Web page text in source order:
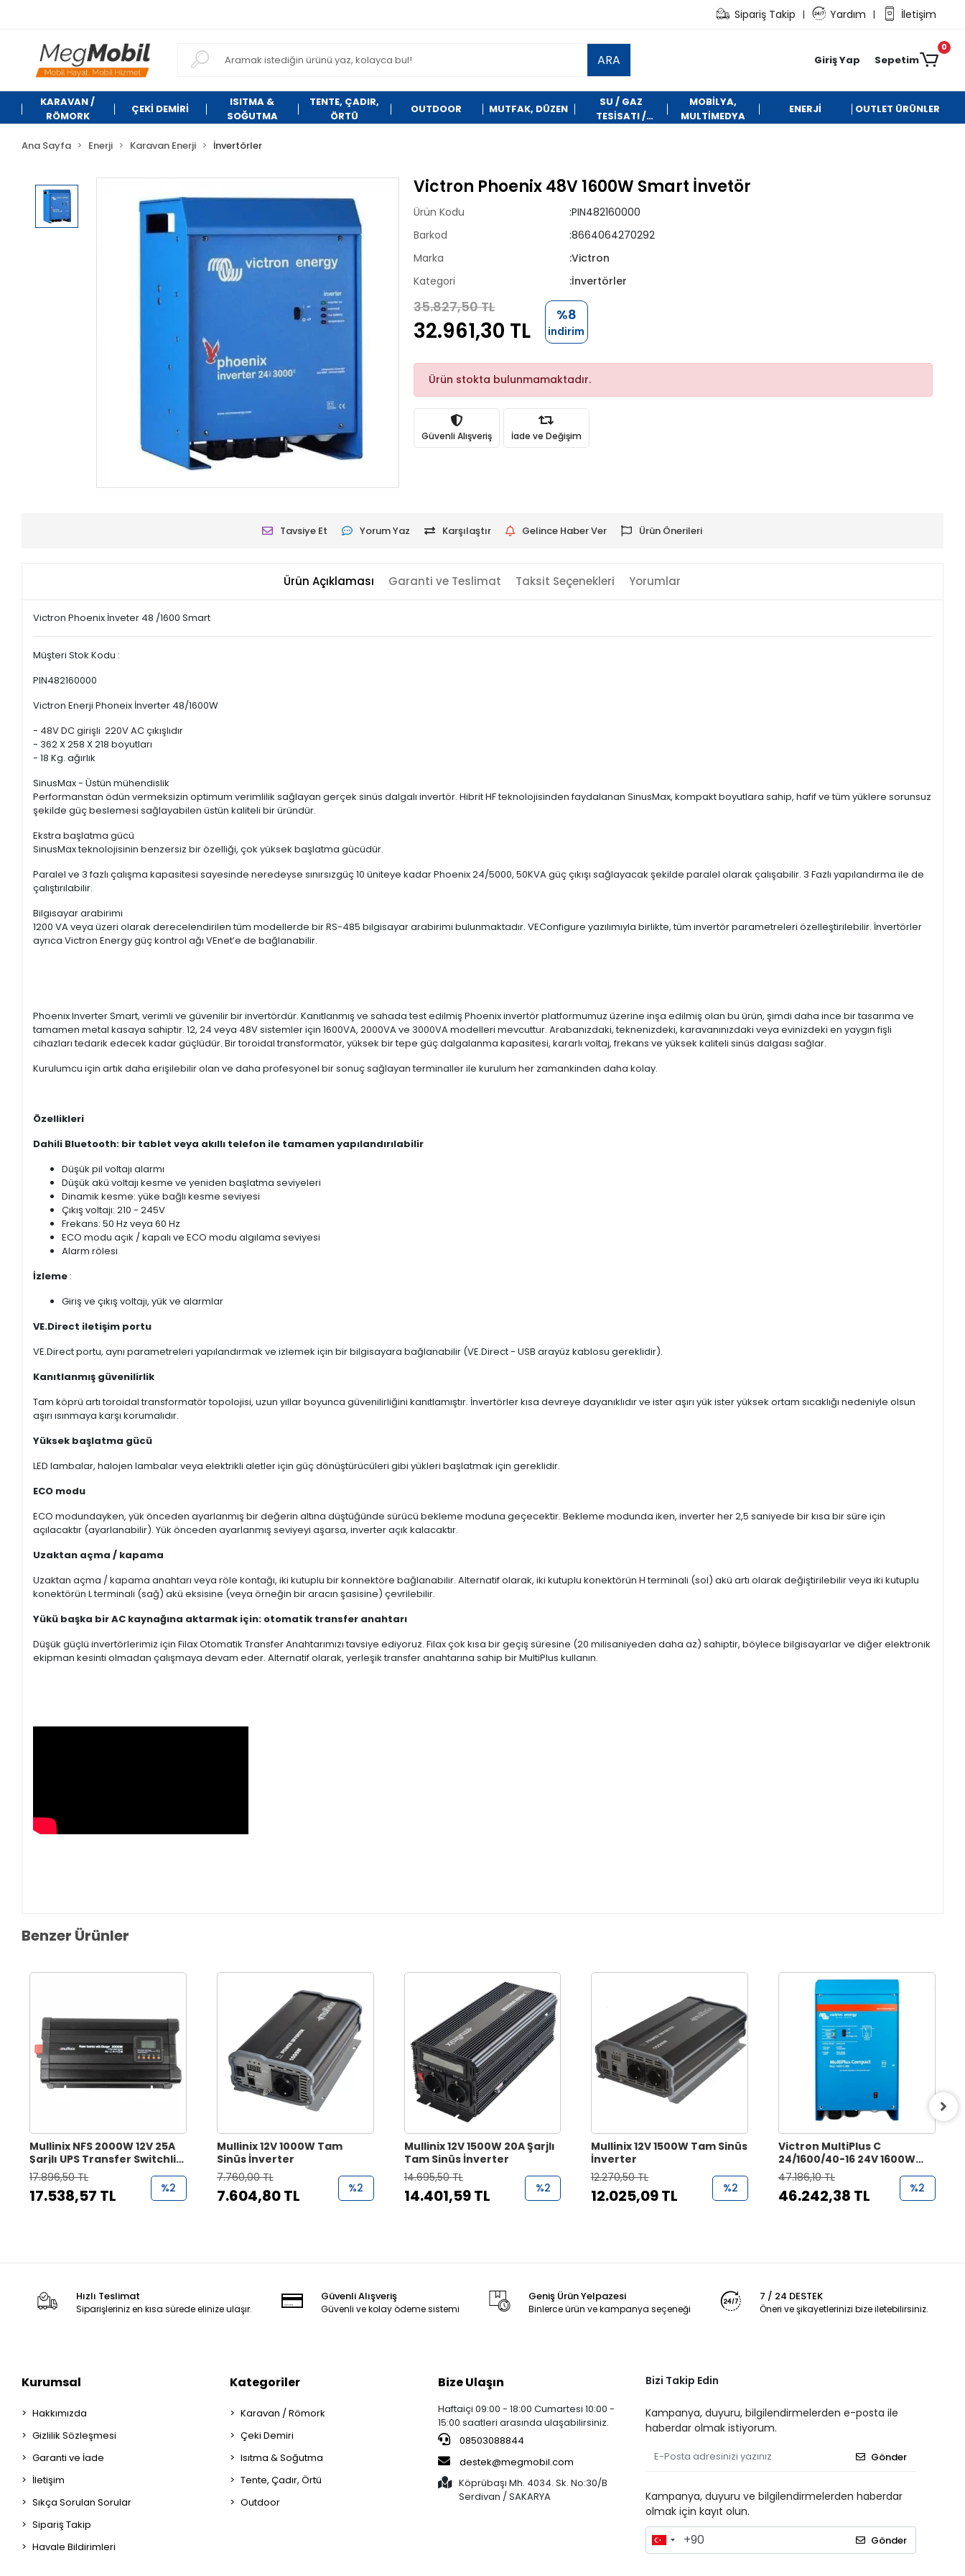
Sipariş Takip | Yardım | İletişim
ARA Giriş Yap Sepetim
0
KARAVAN /
RÖMORK
ÇEKİ DEMİRİ
ISITMA &
SOĞUTMA
TENTE, ÇADIR,
ÖRTÜ
OUTDOOR MUTFAK, DÜZEN
SU / GAZ
TESİSATI /
MOBİLYA,
MULTİMEDYA
ENERJİ OUTLET ÜRÜNLER
Ana Sayfa Enerji Karavan Enerji İnvertörler
Victron Phoenix 48V 1600W Smart İnvetör
Ürün Kodu
:PIN482160000
Barkod
:8664064270292
Marka
:Victron
Kategori
:İnvertörler
35.827,50 TL
32.961,30 TL
%8
indirim
Ürün stokta bulunmamaktadır.
Güvenli Alışveriş İade ve Değişim
Tavsiye Et Yorum Yaz Karşılaştır Gelince Haber Ver Ürün Önerileri
Ürün Açıklaması Garanti ve Teslimat Taksit Seçenekleri Yorumlar
Victron Phoenix İnveter 48 /1600 Smart
Müşteri Stok Kodu :
PIN482160000
Victron Enerji Phoneix İnverter 48/1600W
- 48V DC girişli 220V AC çıkışlıdır
- 362 X 258 X 218 boyutları
- 18 Kg. ağırlık
SinusMax - Üstün mühendislik
Performanstan ödün vermeksizin optimum verimlilik sağlayan gerçek sinüs dalgalı invertör. Hibrit HF teknolojisinden faydalanan SinusMax, kompakt boyutlara sahip, hafif ve tüm yüklere sorunsuz
şekilde güç beslemesi sağlayabilen üstün kaliteli bir üründür.
Ekstra başlatma gücü
SinusMax teknolojisinin benzersiz bir özelliği, çok yüksek başlatma gücüdür.
Paralel ve 3 fazlı çalışma kapasitesi sayesinde neredeyse sınırsızgüç 10 üniteye kadar Phoenix 24/5000, 50KVA güç çıkışı sağlayacak şekilde paralel olarak çalışabilir. 3 Fazlı yapılandırma ile de
çalıştırılabilir.
Bilgisayar arabirimi
1200 VA veya üzeri olarak derecelendirilen tüm modellerde bir RS-485 bilgisayar arabirimi bulunmaktadır. VEConfigure yazılımıyla birlikte, tüm invertör parametreleri özelleştirilebilir. İnvertörler
ayrıca Victron Energy güç kontrol ağı VEnet’e de bağlanabilir.
Phoenix Inverter Smart, verimli ve güvenilir bir invertördür.Kanıtlanmış ve sahada test edilmiş Phoenix invertör platformumuz üzerine inşa edilmiş olan bu ürün, şimdi daha ince bir tasarıma ve
tamamen metal kasaya sahiptir.12, 24 veya 48V sistemler için 1600VA, 2000VA ve 3000VA modelleri mevcuttur. Arabanızdaki, teknenizdeki, karavanınızdaki veya evinizdeki en yaygın fişli
cihazları tedarik edecek kadar güçlüdür.Bir toroidal transformatör, yüksek bir tepe güç dalgalanma kapasitesi, kararlı voltaj, frekans ve yüksek kaliteli sinüs dalgası sağlar.
Kurulumcu için artık daha erişilebilir olan ve daha profesyonel bir sonuç sağlayan terminaller ile kurulum her zamankinden daha kolay.
Özellikleri
Dahili Bluetooth: bir tablet veya akıllı telefon ile tamamen yapılandırılabilir
Düşük pil voltajı alarmı
Düşük akü voltajı kesme ve yeniden başlatma seviyeleri
Dinamik kesme: yüke bağlı kesme seviyesi
Çıkış voltajı: 210 - 245V
Frekans: 50 Hz veya 60 Hz
ECO modu açık / kapalı ve ECO modu algılama seviyesi
Alarm rölesi
İzleme :
Giriş ve çıkış voltajı, yük ve alarmlar
VE.Direct iletişim portu
VE.Direct portu, aynı parametreleri yapılandırmak ve izlemek için bir bilgisayara bağlanabilir (VE.Direct - USB arayüz kablosu gereklidir).
Kanıtlanmış güvenilirlik
Tam köprü artı toroidal transformatör topolojisi, uzun yıllar boyunca güvenilirliğini kanıtlamıştır. İnvertörler kısa devreye dayanıklıdır ve ister aşırı yük ister yüksek ortam sıcaklığı nedeniyle olsun
aşırı ısınmaya karşı korumalıdır.
Yüksek başlatma gücü
LED lambalar, halojen lambalar veya elektrikli aletler için güç dönüştürücüleri gibi yükleri başlatmak için gereklidir.
ECO modu
ECO modundayken, yük önceden ayarlanmış bir değerin altına düştüğünde sürücü bekleme moduna geçecektir.Bekleme modunda iken, inverter her 2,5 saniyede bir kısa bir süre için
açılacaktır (ayarlanabilir).Yük önceden ayarlanmış seviyeyi aşarsa, inverter açık kalacaktır.
Uzaktan açma / kapama
Uzaktan açma / kapama anahtarı veya röle kontağı, iki kutuplu bir konnektöre bağlanabilir.Alternatif olarak, iki kutuplu konektörün H terminali (sol) akü artı olarak değiştirilebilir veya iki kutuplu
konektörün L terminali (sağ) akü eksisine (veya örneğin bir aracın şasisine) çevrilebilir.
Yükü başka bir AC kaynağına aktarmak için: otomatik transfer anahtarı
Düşük güçlü invertörlerimiz için Filax Otomatik Transfer Anahtarımızı tavsiye ediyoruz.Filax çok kısa bir geçiş süresine (20 milisaniyeden daha az) sahiptir, böylece bilgisayarlar ve diğer elektronik
ekipman kesinti olmadan çalışmaya devam eder.Alternatif olarak, yerleşik transfer anahtarına sahip bir MultiPlus kullanın.
Benzer Ürünler
Mullinix NFS 2000W 12V 25A
Şarjlı UPS Transfer Switchli
Tam Sinüs İnvertör
17.896,50 TL
17.538,57 TL %2
Mullinix 12V 1000W Tam
Sinüs İnverter
7.760,00 TL
7.604,80 TL %2
Mullinix 12V 1500W 20A Şarjlı
Tam Sinüs İnverter
14.695,50 TL
14.401,59 TL %2
Mullinix 12V 1500W Tam Sinüs
İnverter
12.270,50 TL
12.025,09 TL %2
Victron MultiPlus C
24/1600/40-16 24V 1600W
Transferli Şarjlı Tam Sinüs
İnvertör
47.186,10 TL
46.242,38 TL %2
Hızlı Teslimat
Siparişleriniz en kısa sürede elinize ulaşır.
Güvenli Alışveriş
Güvenli ve kolay ödeme sistemi
Geniş Ürün Yelpazesi
Binlerce ürün ve kampanya seçeneği
7 / 24 DESTEK
Öneri ve şikayetlerinizi bize iletebilirsiniz.
Kurumsal
Hakkımızda
Gizlilik Sözleşmesi
Garanti ve İade
İletişim
Sıkça Sorulan Sorular
Sipariş Takip
Havale Bildirimleri
Kategoriler
Karavan / Römork
Çeki Demiri
Isıtma & Soğutma
Tente, Çadır, Örtü
Outdoor
Bize Ulaşın
Haftaiçi 09:00 - 18:00 Cumartesi 10:00 -
15:00 saatleri arasında ulaşabilirsiniz.
08503088844
destek@megmobil.com
Köprübaşı Mh. 4034. Sk. No:30/B
Serdivan / SAKARYA
Bizi Takip Edin
Kampanya, duyuru, bilgilendirmelerden e-posta ile
haberdar olmak istiyorum.
Gönder
Kampanya, duyuru ve bilgilendirmelerden haberdar
olmak için kayıt olun.
Gönder